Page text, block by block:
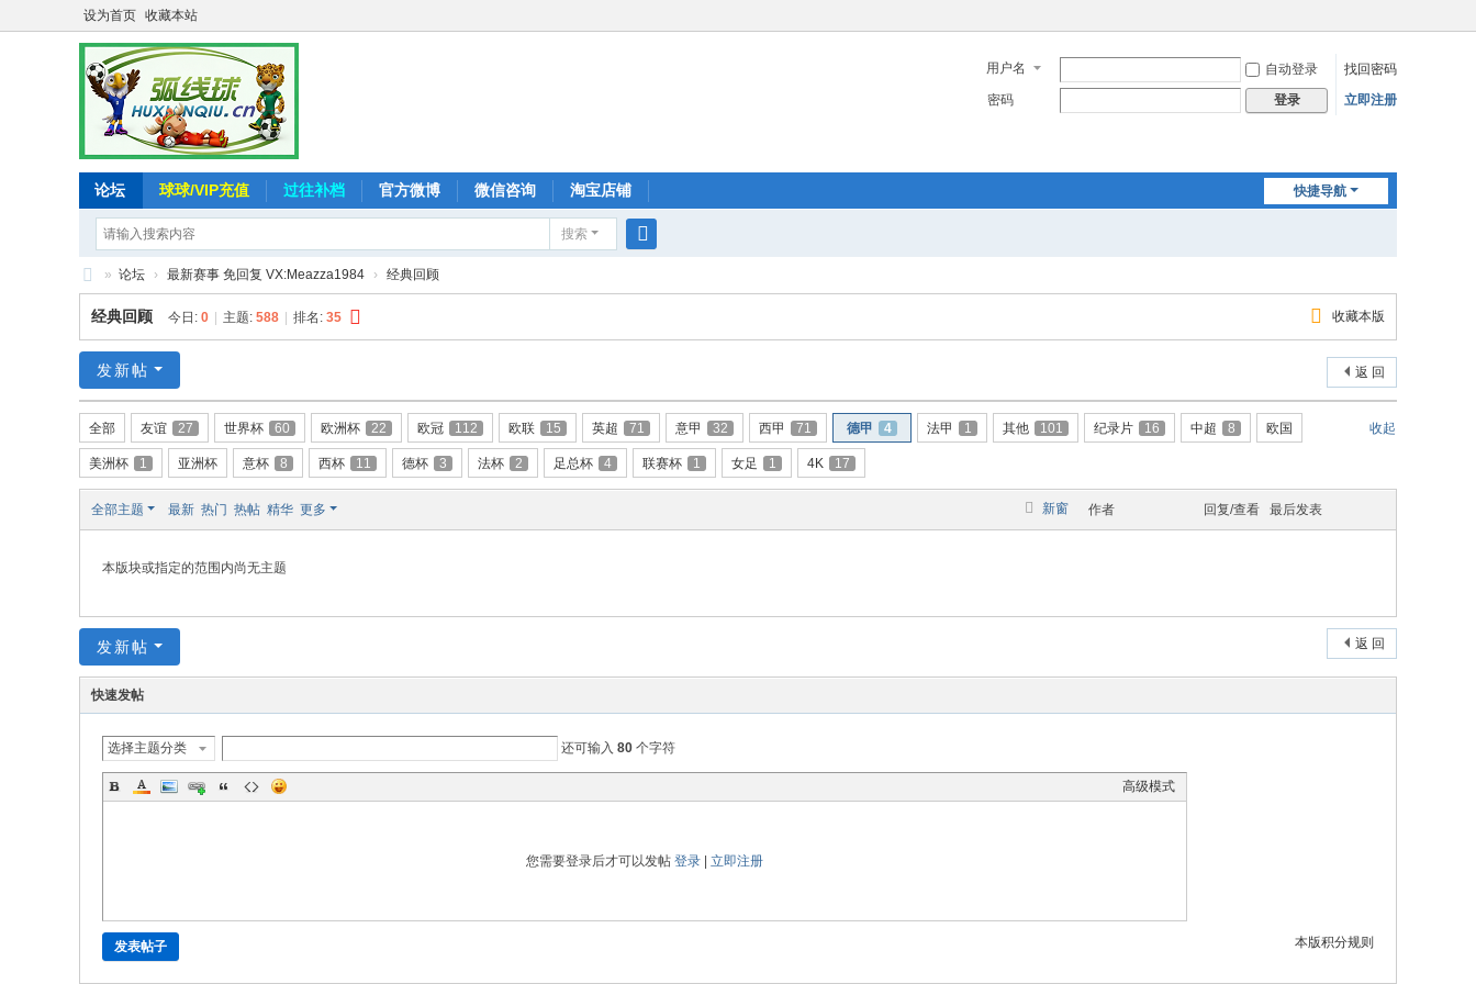
设为首页 收藏本站
用户名 自动登录
找回密码
密码
登录 立即注册
快捷导航
论坛 球球/VIP充值 过往补档 官方微博 微信咨询 淘宝店铺
搜索
索
弧
线
-
追
求
致
» 论坛 › 最新赛事 免回复 VX:Meazza1984 › 经典回顾
收藏本版
经典回顾 今日: 0 主题: 588 排名: 35
返 回
发新帖
收起
全部 友谊 27 世界杯 60 欧洲杯 22 欧冠 112 欧联 15 英超 71 意甲 32 西甲 71 德甲 4 法甲 1 其他 101 纪录片 16 中超 8 欧国
美洲杯 1 亚洲杯 意杯 8 西杯 11 德杯 3 法杯 2 足总杯 4 联赛杯 1 女足 1 4K 17
新窗
全部主题 最新 热门 热帖 精华 更多 作者 回复/查看 最后发表
本版块或指定的范围内尚无主题
返 回
发新帖
快速发帖
选择主题分类 还可输入 80 个字符
高级模式
您需要登录后才可以发帖 登录 立即注册
本版积分规则
发表帖子